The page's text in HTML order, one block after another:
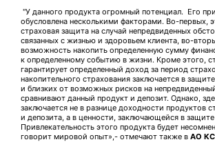
"У данного продукта огромный потенциал. Его
обусловлена несколькими факторами. Во-первых,
страховая защита на случай непредвиденных
связанных с жизнью и здоровьем клиента, во-
возможность накопить определенную сумму
к определенному событию в жизни. Кроме этого,
гарантирует определенный доход за период
накопительного страхования заключается в
и близких от возможных рисков на
сравнивают данный продукт и депозит. Однако,
заключается не в разнице доходности продуктов
и депозита, а в ценности, заключающейся в защите
Привлекательность этого продукта будет
говорит мировой опыт»,- отмечают также в АО